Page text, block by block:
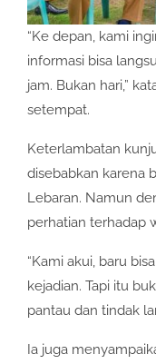
“Ke depan, kami
informasi bisa
jam. Bukan hari,”
setempat.
Keterlambatan
disebabkan karena
Lebaran. Namun
perhatian terhadap
“Kami akui, baru
kejadian. Tapi itu
pantau dan tindak
Ia juga